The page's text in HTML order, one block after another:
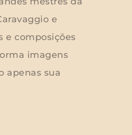
e
e composições
imagens
apenas sua